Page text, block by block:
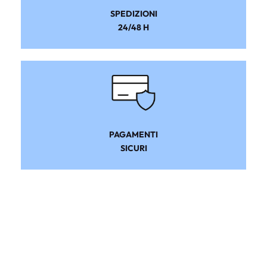
SPEDIZIONI
24/48 H
PAGAMENTI
SICURI